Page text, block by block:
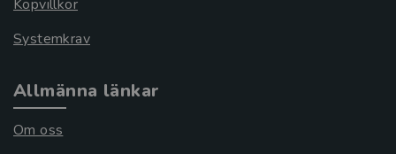
Köpvillkor
Systemkrav
Allmänna länkar
Om oss